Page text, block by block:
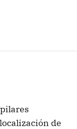
de